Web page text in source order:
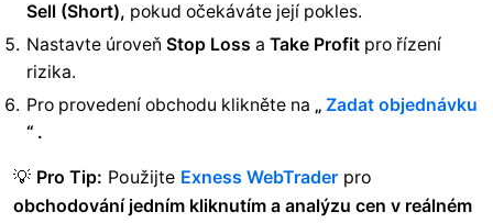
Sell (Short), pokud očekáváte její pokles.
Nastavte úroveň Stop Loss a Take Profit pro řízení
rizika.
Pro provedení obchodu klikněte na „ Zadat objednávku
“ .
💡 Pro Tip: Použijte Exness WebTrader pro
obchodování jedním kliknutím a analýzu cen v reálném